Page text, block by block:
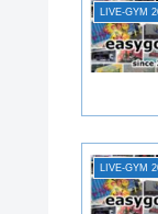
LIVE-GYM
LIVE-GYM